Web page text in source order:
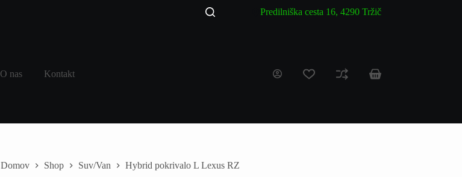
Predilniška cesta 16, 4290 Tržič
O nas Kontakt
Domov Shop Suv/Van Hybrid pokrivalo L Lexus RZ